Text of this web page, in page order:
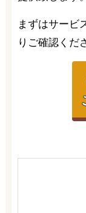
まずはサービ
りご確認くだ